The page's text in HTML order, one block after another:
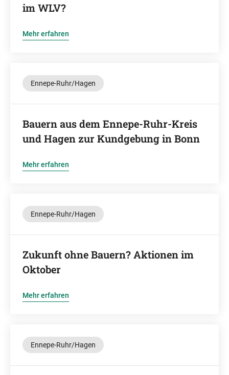
im WLV?
Mehr erfahren
Ennepe-Ruhr/Hagen
Bauern aus dem Ennepe-Ruhr-Kreis
und Hagen zur Kundgebung in Bonn
Mehr erfahren
Ennepe-Ruhr/Hagen
Zukunft ohne Bauern? Aktionen im
Oktober
Mehr erfahren
Ennepe-Ruhr/Hagen